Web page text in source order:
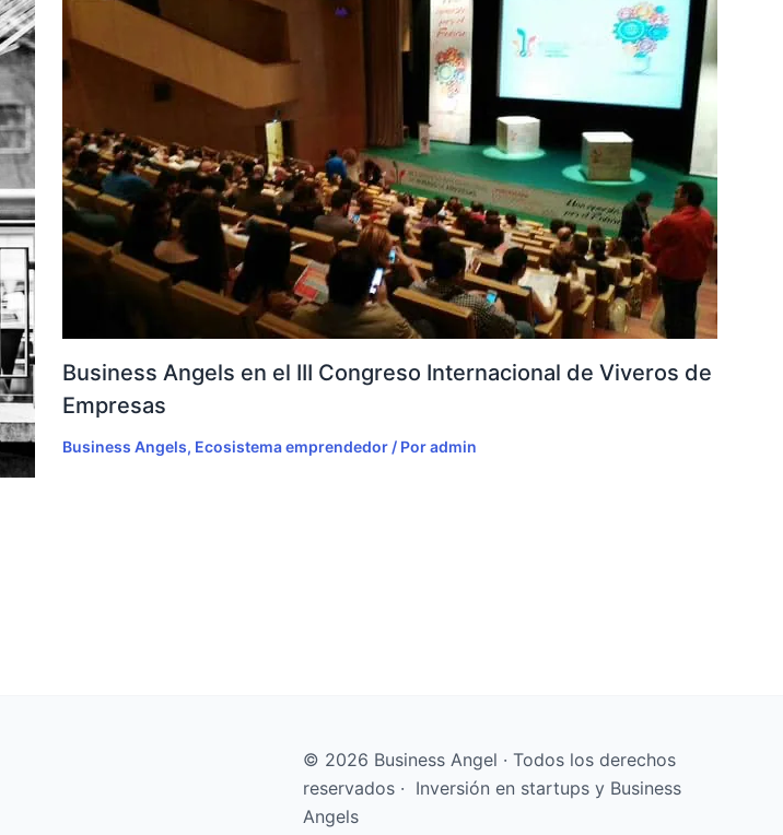
Business Angels en el III Congreso Internacional de Viveros de
Empresas
Business Angels, Ecosistema emprendedor/ Poradmin
© 2026 Business Angel · Todos los derechos
reservados · Inversión en startups y Business
Angels